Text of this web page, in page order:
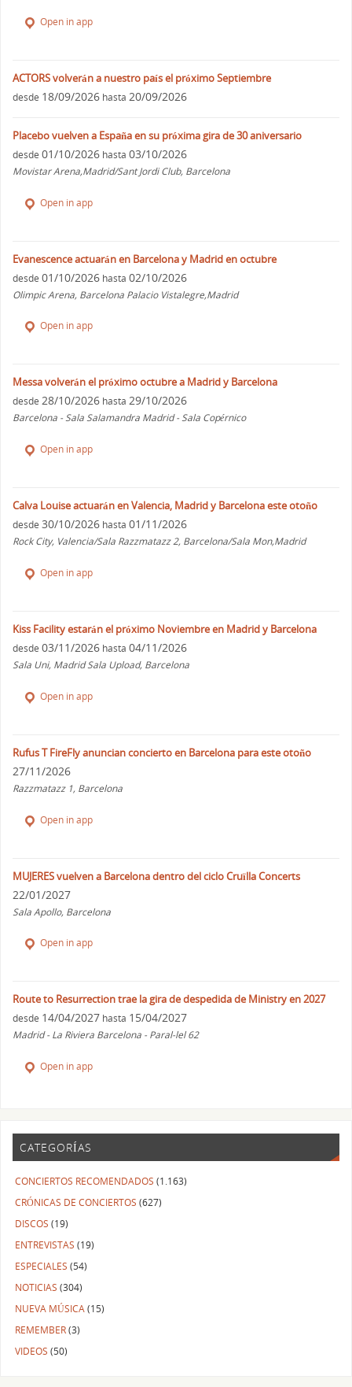
Open in app
ACTORS volverán a nuestro país el próximo Septiembre
desde 18/09/2026 hasta 20/09/2026
Placebo vuelven a España en su próxima gira de 30 aniversario
desde 01/10/2026 hasta 03/10/2026
Movistar Arena,Madrid/Sant Jordi Club, Barcelona
Open in app
Evanescence actuarán en Barcelona y Madrid en octubre
desde 01/10/2026 hasta 02/10/2026
Olimpic Arena, Barcelona Palacio Vistalegre,Madrid
Open in app
Messa volverán el próximo octubre a Madrid y Barcelona
desde 28/10/2026 hasta 29/10/2026
Barcelona - Sala Salamandra Madrid - Sala Copérnico
Open in app
Calva Louise actuarán en Valencia, Madrid y Barcelona este otoño
desde 30/10/2026 hasta 01/11/2026
Rock City, Valencia/Sala Razzmatazz 2, Barcelona/Sala Mon,Madrid
Open in app
Kiss Facility estarán el próximo Noviembre en Madrid y Barcelona
desde 03/11/2026 hasta 04/11/2026
Sala Uni, Madrid Sala Upload, Barcelona
Open in app
Rufus T FireFly anuncian concierto en Barcelona para este otoño
27/11/2026
Razzmatazz 1, Barcelona
Open in app
MUJERES vuelven a Barcelona dentro del ciclo Cruïlla Concerts
22/01/2027
Sala Apollo, Barcelona
Open in app
Route to Resurrection trae la gira de despedida de Ministry en 2027
desde 14/04/2027 hasta 15/04/2027
Madrid - La Riviera Barcelona - Paral-lel 62
Open in app
CATEGORÍAS
CONCIERTOS RECOMENDADOS (1.163)
CRÓNICAS DE CONCIERTOS (627)
DISCOS (19)
ENTREVISTAS (19)
ESPECIALES (54)
NOTICIAS (304)
NUEVA MÚSICA(15)
REMEMBER(3)
VIDEOS (50)